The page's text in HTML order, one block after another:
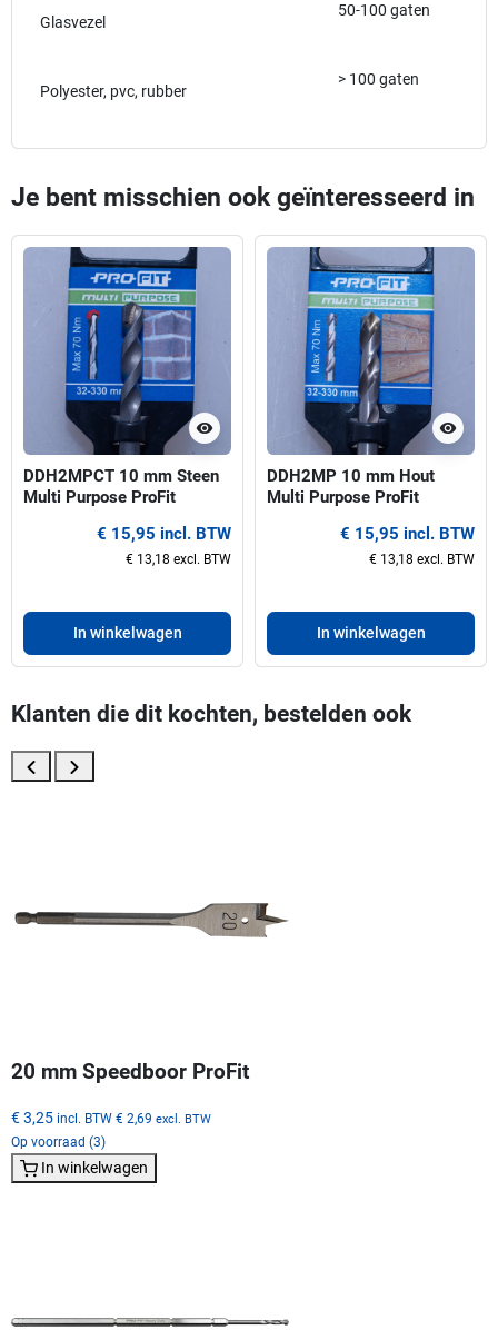
Glasvezel
50-100 gaten
Polyester, pvc, rubber
> 100 gaten
Je bent misschien ook geïnteresseerd in
visibility
DDH2MPCT 10 mm Steen
Multi Purpose ProFit
32-330 mm€ 15,95 incl. BTW
€ 13,18 excl. BTW
In winkelwagen
visibility
DDH2MP 10 mm Hout
Multi Purpose ProFit
32-330 mm€ 15,95 incl. BTW
€ 13,18 excl. BTW
In winkelwagen
Klanten die dit kochten, bestelden ook
20 mm Speedboor ProFit
€ 3,25 incl. BTW € 2,69 excl. BTW
Op voorraad (3)
In winkelwagen